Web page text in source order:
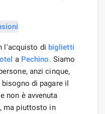
l'acquisto di biglietti
a Pechino. Siamo
anzi cinque,
di pagare il
non è avvenuta
ma piuttosto in